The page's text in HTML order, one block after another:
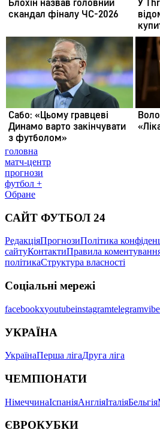
головна
матч-центр
прогнози
футбол +
Обране
САЙТ ФУТБОЛ 24
РедакціяПрогнозиПолітика
сайтуКонтактиПравила
політикаСтруктура власності
Соціальні мережі
facebookxyoutubeinstagramtelegram
УКРАЇНА
УкраїнаПерша лігаДруга ліга
ЧЕМПІОНАТИ
НімеччинаІспаніяАнгліяІталіяБельгія
ЄВРОКУБКИ